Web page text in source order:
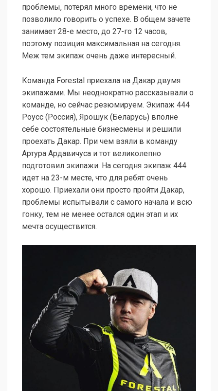
проблемы, потерял много времени, что не
позволило говорить о успехе. В общем зачете
занимает 28-е место, до 27-го 12 часов,
поэтому позиция максимальная на сегодня.
Меж тем экипаж очень даже интересный.
Команда Forestal приехала на Дакар двумя
экипажами. Мы неоднократно рассказывали о
команде, но сейчас резюмируем. Экипаж 444
Роусс (Россия), Ярошук (Беларусь) вполне
себе состоятельные бизнесмены и решили
проехать Дакар. При чем взяли в команду
Артура Ардавичуса и тот великолепно
подготовил экипажи. На сегодня экипаж 444
идет на 23-м месте, что для ребят очень
хорошо. Приехали они просто пройти Дакар,
проблемы испытывали с самого начала и всю
гонку, тем не менее остался один этап и их
мечта осуществится.